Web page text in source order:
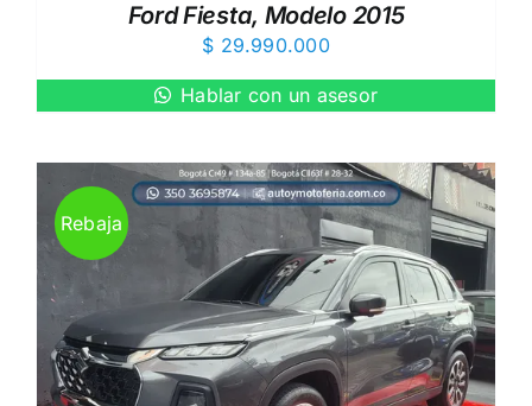
Ford Fiesta, Modelo 2015
$ 29.990.000
Hablar con un asesor
Rebaja